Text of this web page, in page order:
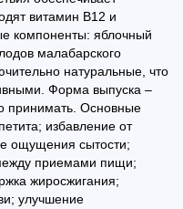
витамин В12 и
компоненты: яблочный
малабарского
натуральные, что
Форма выпуска –
принимать. Основные
избавление от
ощущения сытости;
приемами пищи;
жиросжигания;
улучшение